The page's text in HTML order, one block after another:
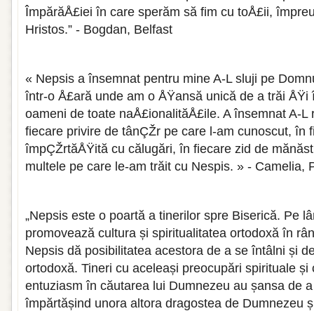
ÎmpărăÅ£iei în care sperăm să fim cu toÅ£ii,
Hristos.” - Bogdan, Belfast
« Nepsis a însemnat pentru mine A-L sluji pe
într-o Å£ară unde am o ÅŸansă unică de a trăi
oameni de toate naÅ£ionalităÅ£ile. A însemnat A-
fiecare privire de tânÇŽr pe care l-am cunoscut, în
împÇŽrtăÅŸită cu călugări, în fiecare zid de
multele pe care le-am trăit cu Nespis. » - Camelia,
„Nepsis este o poartă a tinerilor spre Biserică. Pe
promovează cultura și spiritualitatea ortodoxă în
Nepsis dă posibilitatea acestora de a se întâlni și
ortodoxă. Tineri cu aceleași preocupări spirituale și
entuziasm în căutarea lui Dumnezeu au șansa de
împărtășind unora altora dragostea de Dumnezeu